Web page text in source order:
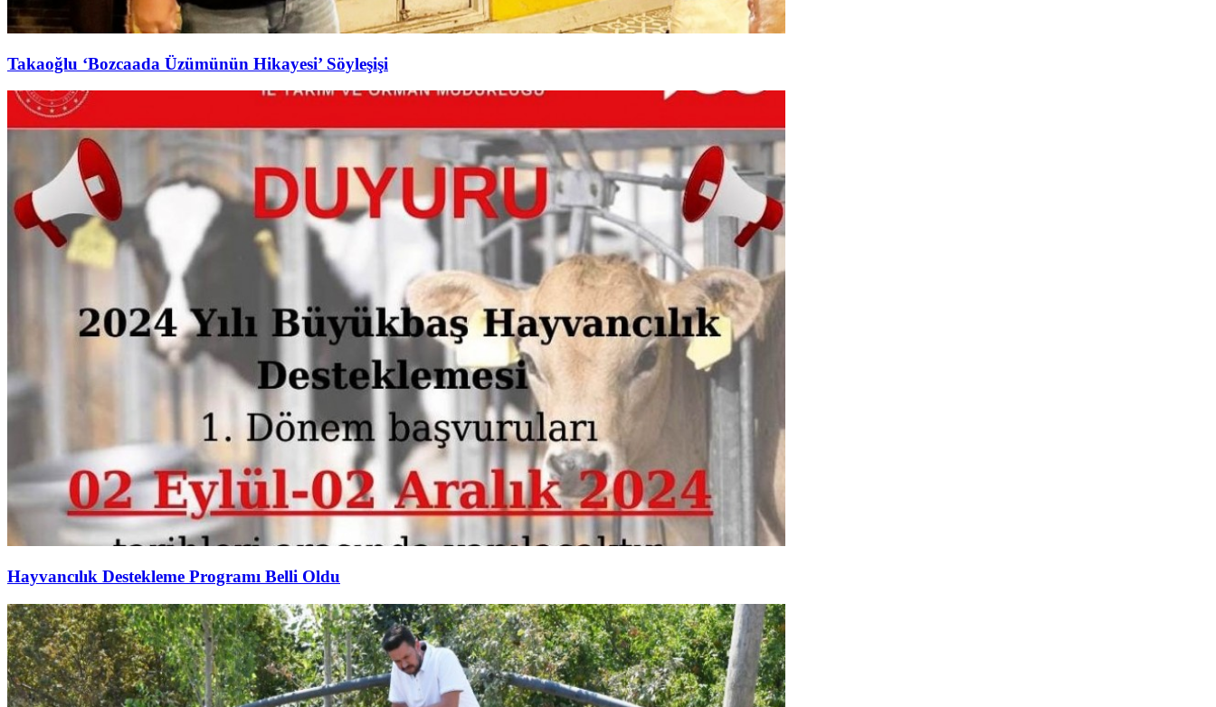
Takaoğlu ‘Bozcaada Üzümünün Hikayesi’ Söyleşişi
Hayvancılık Destekleme Programı Belli Oldu